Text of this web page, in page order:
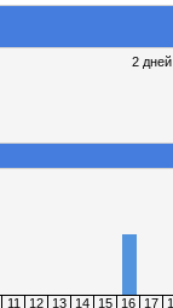
2
11 12 13 14 15 16 17